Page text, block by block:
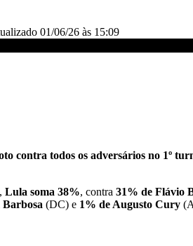
01/06/26 às 15:09
contra todos os adversários no 1º
Lula soma 38%, contra 31% de Flávio
(DC) e 1% de Augusto Cury